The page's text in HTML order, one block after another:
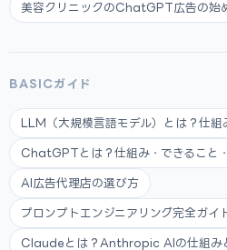
美容クリニックのChatGPT広告の始
BASICガイド
LLM（大規模言語モデル）とは？仕組
ChatGPTとは？仕組み・できること
AI広告代理店の選び方
プロンプトエンジニアリング完全ガ
Claudeとは？Anthropic AIの仕組み